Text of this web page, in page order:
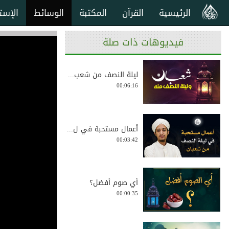
الوسائط المكتبة القرآن الرئيسية
فيديوهات ذات صلة
ليلة النصف من شعب...
00:06:16
أعمال مستحبة في ل...
00:03:42
أي صوم أفضل؟
00:00:35